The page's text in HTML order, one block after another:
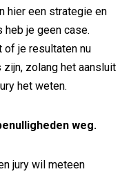
hier een strategie en
heb je geen case.
of je resultaten nu
zolang het aansluit
het weten.
weg.
jury wil meteen